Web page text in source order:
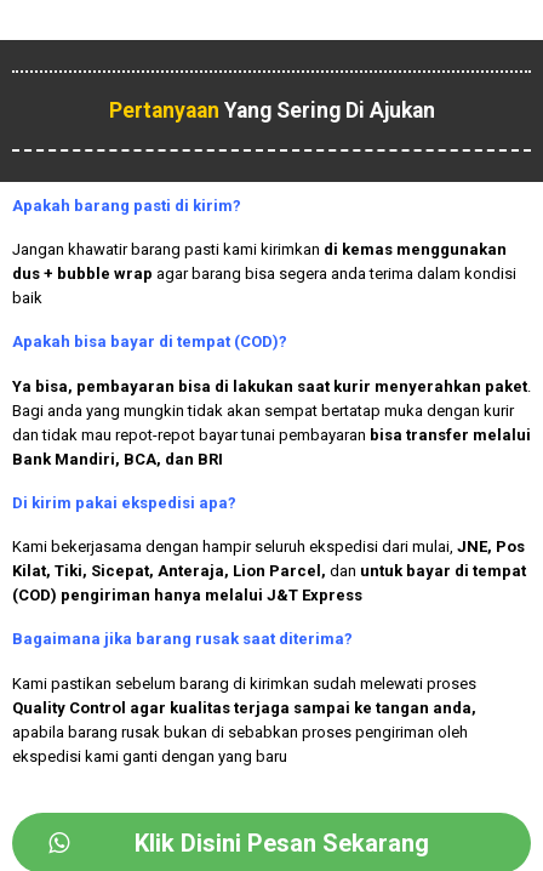
Pertanyaan Yang Sering Di Ajukan
Apakah barang pasti di kirim?
Jangan khawatir barang pasti kami kirimkan di kemas menggunakan
dus + bubble wrap agar barang bisa segera anda terima dalam kondisi
baik
Apakah bisa bayar di tempat (COD)?
Ya bisa, pembayaran bisa di lakukan saat kurir menyerahkan paket
Bagi anda yang mungkin tidak akan sempat bertatap muka dengan kurir
dan tidak mau repot-repot bayar tunai pembayaran bisa transfer melalui
Bank Mandiri, BCA, dan BRI
Di kirim pakai ekspedisi apa?
Kami bekerjasama dengan hampir seluruh ekspedisi dari mulai, JNE, Pos
Kilat, Tiki, Sicepat, Anteraja, Lion Parcel, dan untuk bayar di tempat
(COD) pengiriman hanya melalui J&T Express
Bagaimana jika barang rusak saat diterima?
Kami pastikan sebelum barang di kirimkan sudah melewati proses
Quality Control agar kualitas terjaga sampai ke tangan anda,
apabila barang rusak bukan di sebabkan proses pengiriman oleh
ekspedisi kami ganti dengan yang baru
Klik Disini Pesan Sekarang